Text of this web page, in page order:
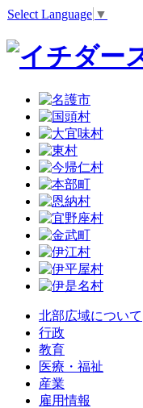
Select Language ▼
北部広域について
行政
教育
医療・福祉
産業
雇用情報